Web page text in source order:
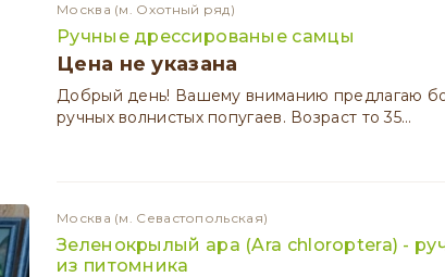
Москва (м. Охотный ряд)
Ручные дрессированые самцы
Цена не указана
Добрый день! Вашему вниманию предлагаю
ручных волнистых попугаев. Возраст то 35…
Москва (м. Севастопольская)
Зеленокрылый ара (Ara chloroptera) -
из питомника